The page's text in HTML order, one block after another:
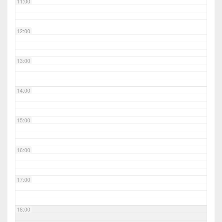
12:00
13:00
14:00
15:00
16:00
17:00
18:00